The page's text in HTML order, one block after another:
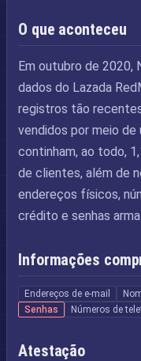
O que aconteceu
Em outubro de 2020,
dados do Lazada
registros tão
vendidos por meio de
continham, ao todo,
de clientes, além de
endereços físicos,
crédito e senhas
Informações
Endereços de e-mail
Senhas
Números de
Atestação